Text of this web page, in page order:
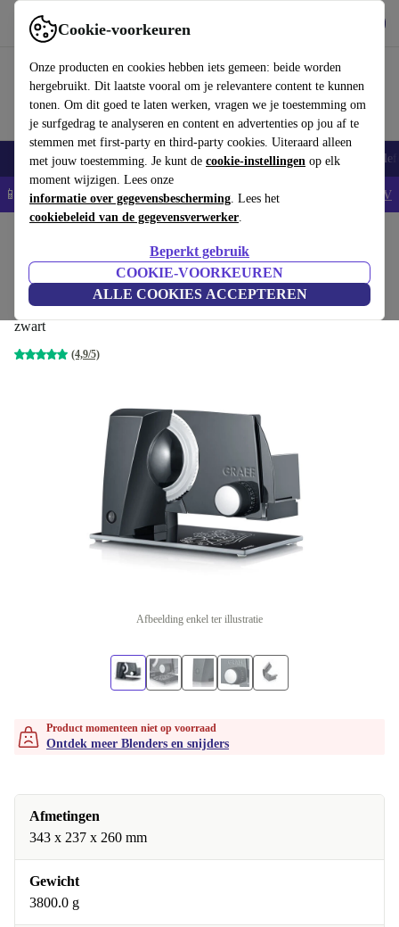
Cookie-voorkeuren
Onze producten en cookies hebben iets gemeen: beide worden
hergebruikt. Dit laatste vooral om je relevantere content te kunnen
tonen. Om dit goed te laten werken, vragen we je toestemming om
je surfgedrag te analyseren en content en advertenties op jou af te
stemmen met first-party en third-party cookies. Uiteraard alleen
met jouw toestemming. Je kunt de cookie-instellingen op elk
moment wijzigen. Lees onze
informatie over gegevensbescherming. Lees het
cookiebeleid van de gegevensverwerker.
Beperkt gebruik
COOKIE-VOORKEUREN
ALLE COOKIES ACCEPTEREN
Gebruik refurbed snel en eenvoudig
Smartphones Laptops Tablets Smartwatches Accessoires
📱5% EXTRA korting op alle iPhones – Code: IPHONEDEAL - AV
GRAEF Universeel snijapparaat SKS
12002
zwart
(4,9/5)
Afbeelding enkel ter illustratie
Product momenteen niet op voorraad
Ontdek meer Blenders en snijders
Afmetingen
343 x 237 x 260 mm
Gewicht
3800.0 g